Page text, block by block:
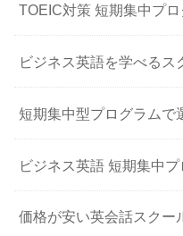
TOEIC対策 短期集中プロ
ビジネス英語を学べるス
短期集中型プログラムで
ビジネス英語 短期集中プ
価格が安い英会話スクー